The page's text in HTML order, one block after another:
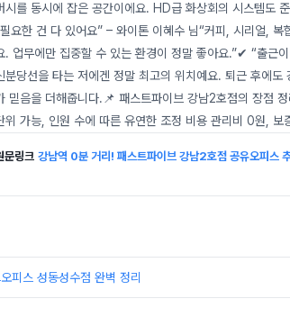
시를 동시에 잡은 공간이에요. HD급 화상회의 시스템도
요한 건 다 있어요” – 와이톤 이혜수 님“커피, 시리얼,
. 업무에만 집중할 수 있는 환경이 정말 좋아요.”✔ “출근
분당선을 타는 저에겐 정말 최고의 위치예요. 퇴근 후에
믿음을 더해줍니다.📌 패스트파이브 강남2호점의 장점
위 가능, 인원 수에 따른 유연한 조정 비용 관리비 0원, 보
문링크 강남역 0분 거리! 패스트파이브 강남2호점 공유오피스
피스 성동성수점 완벽 정리